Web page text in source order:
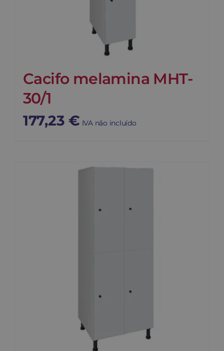
Cacifo melamina MHT-
30/1
177,23 € IVA não incluído